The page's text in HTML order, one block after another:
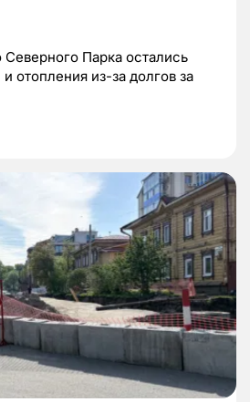
Парка остались
отопления из-за долгов за